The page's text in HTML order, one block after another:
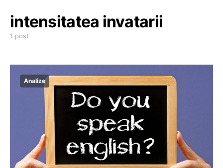
intensitatea invatarii
1 post
Analize